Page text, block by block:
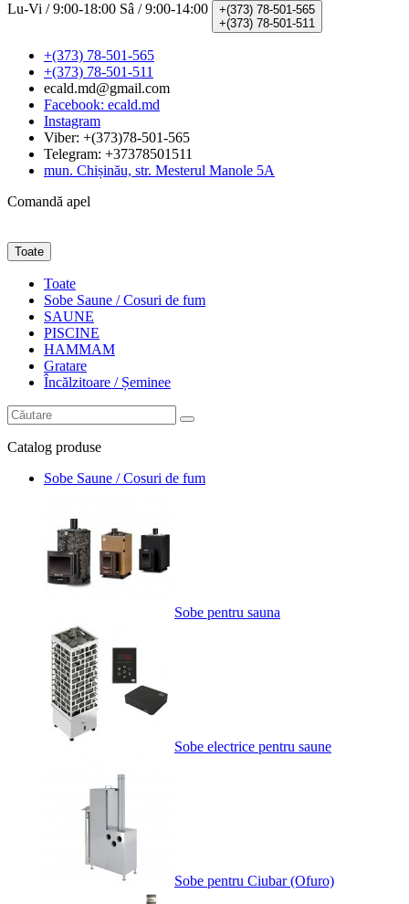
Lu-Vi / 9:00-18:00 Sâ / 9:00-14:00 +(373) 78-501-565
+(373) 78-501-511
+(373) 78-501-565
+(373) 78-501-511
ecald.md@gmail.com
Facebook: ecald.md
Instagram
Viber: +(373)78-501-565
Telegram: +37378501511
mun. Chișinău, str. Mesterul Manole 5A
Comandă apel
Toate
Toate
Sobe Saune / Cosuri de fum
SAUNE
PISCINE
HAMMAM
Gratare
Încălzitoare / Șeminee
Catalog produse
Sobe Saune / Cosuri de fum
Sobe pentru sauna
Sobe electrice pentru saune
Sobe pentru Ciubar (Ofuro)